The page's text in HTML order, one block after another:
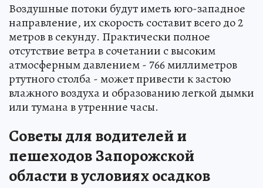
Воздушные потоки будут иметь юго-западное
направление, их скорость составит всего до 2
метров в секунду. Практически полное
отсутствие ветра в сочетании с высоким
атмосферным давлением - 766 миллиметров
ртутного столба - может привести к застою
влажного воздуха и образованию легкой дымки
или тумана в утренние часы.
Советы для водителей и
пешеходов Запорожской
области в условиях осадков